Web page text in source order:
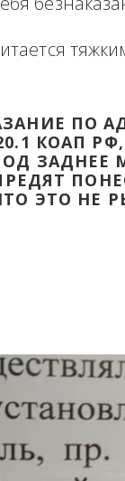
в
себя
20.1
ПОД
ЧТО